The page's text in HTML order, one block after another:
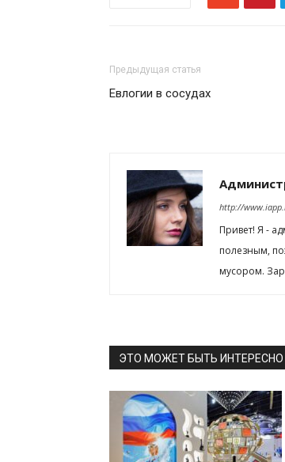
Предыдущая статья
Евлогии в сосудах
http://
Привет! Я -
полезным,
мусором.
ЭТО МОЖЕТ БЫТЬ ИНТЕРЕСНО